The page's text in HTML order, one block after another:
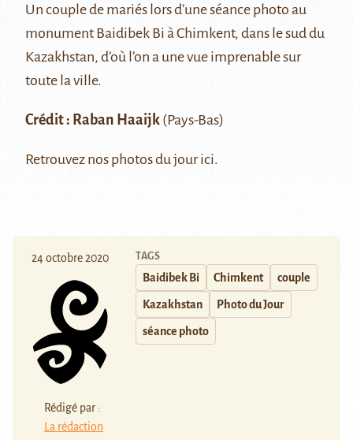
Un couple de mariés lors d’une séance photo au
monument Baidibek Bi à Chimkent, dans le sud du
Kazakhstan, d’où l’on a une vue imprenable sur
toute la ville.
Crédit : Raban Haaijk (Pays-Bas)
Retrouvez nos photos du jourici.
24 octobre 2020
Rédigé par :
La rédaction
TAGS
Baidibek Bi Chimkent couple
Kazakhstan Photo du Jour
séance photo